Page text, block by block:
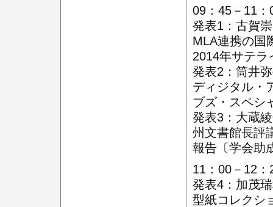
09：45－11
発表1：古賀
MLA連携の国
2014年サテラ
発表2：筒井
ディジタル・
ブズ・スペシ
発表3：大蔵
州文書館長評
報告〔学会助
11：00－12
発表4：加茂
型紙コレクシ